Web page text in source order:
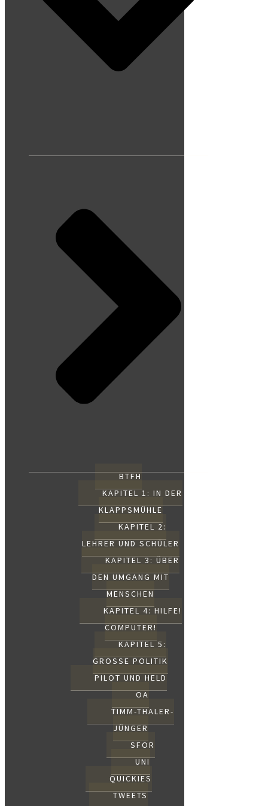
BTFH
KAPITEL 1: IN DER
KLAPPSMÜHLE
KAPITEL 2:
LEHRER UND SCHÜLER
KAPITEL 3: ÜBER
DEN UMGANG MIT
MENSCHEN
KAPITEL 4: HILFE!
COMPUTER!
KAPITEL 5:
GROSSE POLITIK
PILOT UND HELD
OA
TIMM-THALER-
JÜNGER
SFOR
UNI
QUICKIES
TWEETS